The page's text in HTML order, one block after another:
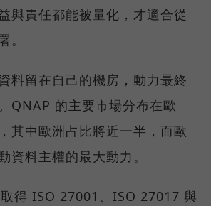
與責任都能被量化，才適合從
。
料留在自己的機房，動力最終
QNAP 的主要市場分布在歐
其中歐洲占比將近一半，而歐
資料主權的最大動力。
得 ISO 27001、ISO 27017 與